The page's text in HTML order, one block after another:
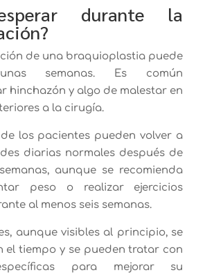
durante la
de una braquioplastia puede
semanas. Es común
hinchazón y algo de malestar en
a la cirugía.
los pacientes pueden volver a
diarias normales después de
aunque se recomienda
peso o realizar ejercicios
al menos seis semanas.
aunque visibles al principio, se
el tiempo y se pueden tratar con
para mejorar su